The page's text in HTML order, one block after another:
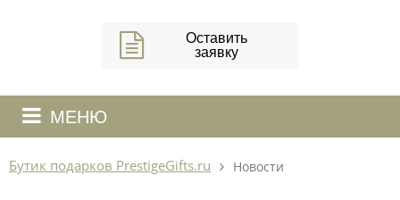
Оставить
заявку
МЕНЮ
Бутик подарков PrestigeGifts.ru Новости